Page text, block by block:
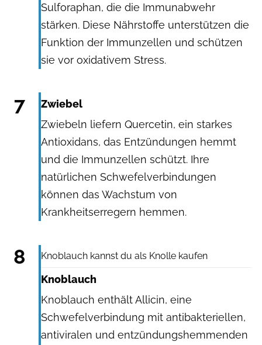
Sulforaphan, die die Immunabwehr
stärken. Diese Nährstoffe unterstützen die
Funktion der Immunzellen und schützen
sie vor oxidativem Stress.
7
Zwiebel
Zwiebeln liefern Quercetin, ein starkes
Antioxidans, das Entzündungen hemmt
und die Immunzellen schützt. Ihre
natürlichen Schwefelverbindungen
können das Wachstum von
Krankheitserregern hemmen.
8 Knoblauch kannst du als Knolle kaufen
Knoblauch
Knoblauch enthält Allicin, eine
Schwefelverbindung mit antibakteriellen,
antiviralen und entzündungshemmenden